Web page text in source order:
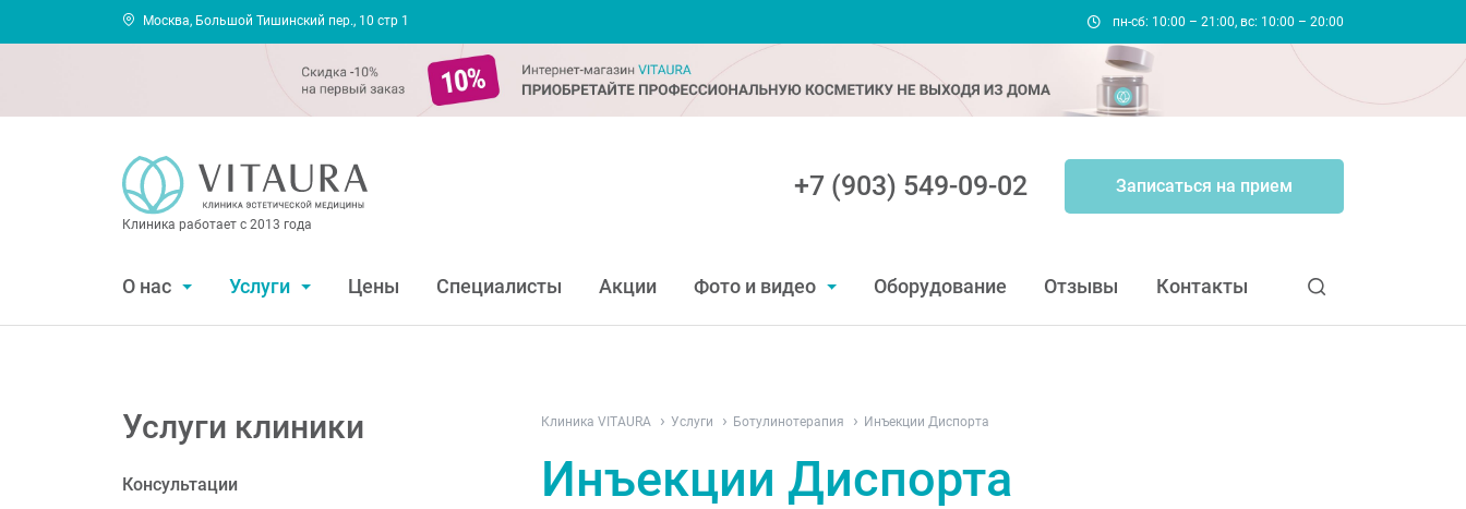
Москва, Большой Тишинский пер., 10 стр 1 пн-сб: 10:00 – 21:00, вс: 10:00 – 20:00
+7 (903) 549-09-02 Записаться на прием
Клиника работает с 2013 года
О нас Услуги Цены Специалисты Акции Фото и видео Оборудование Отзывы Контакты
Клиника VITAURA Услуги Ботулинотерапия Инъекции Диспорта
Инъекции Диспорта
Услуги клиники
Консультации